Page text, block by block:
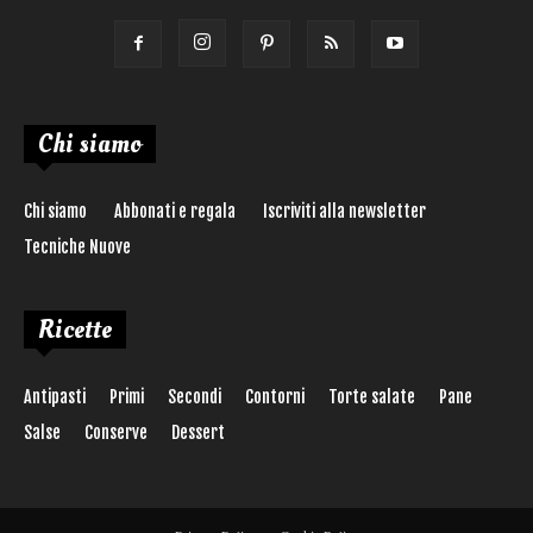
Chi siamo
Chi siamo Abbonati e regala
Iscriviti alla newsletter
Tecniche Nuove
Ricette
Antipasti Primi Secondi Contorni Torte salate
Pane
Salse
Conserve Dessert